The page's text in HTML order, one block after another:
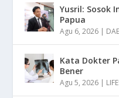
Yusril: Sosok
Papua
Agu 6, 2026 |
Kata Dokter
Bener
Agu 5, 2026 |